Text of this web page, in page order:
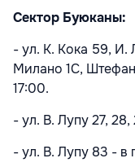
Сектор Буюканы:
- ул. К. Кока 59, И.
Милано 1C,
17:00.
- ул. В. Лупу 27,
- ул. В. Лупу 83 - в